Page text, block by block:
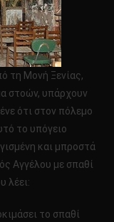
τη Μονή Ξενίας,
στοών, υπάρχουν
ότι στον πόλεμο
το υπόγειο
και μπροστά
Αγγέλου με σπαθί
λέει:
το σπαθί